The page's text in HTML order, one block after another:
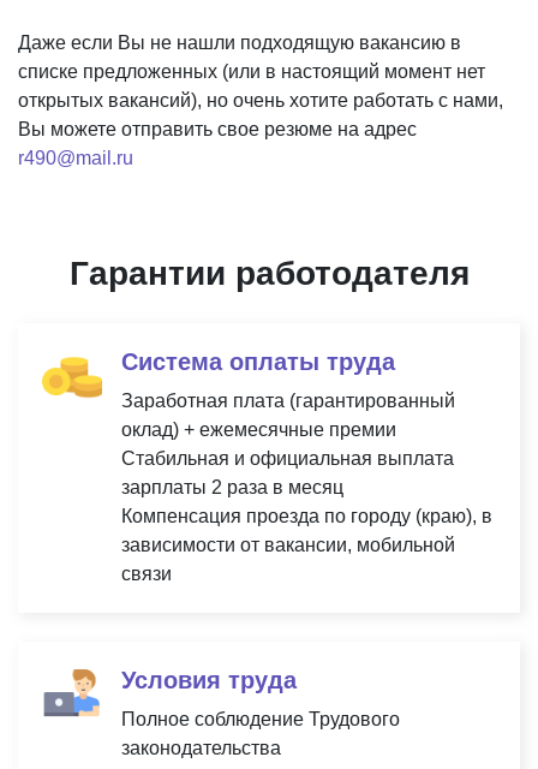
Даже если Вы не нашли подходящую вакансию в
списке предложенных (или в настоящий момент нет
открытых вакансий), но очень хотите работать с нами,
Вы можете отправить свое резюме на адрес
r490@mail.ru
Гарантии работодателя
Система оплаты труда
Заработная плата (гарантированный
оклад) + ежемесячные премии
Стабильная и официальная выплата
зарплаты 2 раза в месяц
Компенсация проезда по городу (краю), в
зависимости от вакансии, мобильной
связи
Условия труда
Полное соблюдение Трудового
законодательства